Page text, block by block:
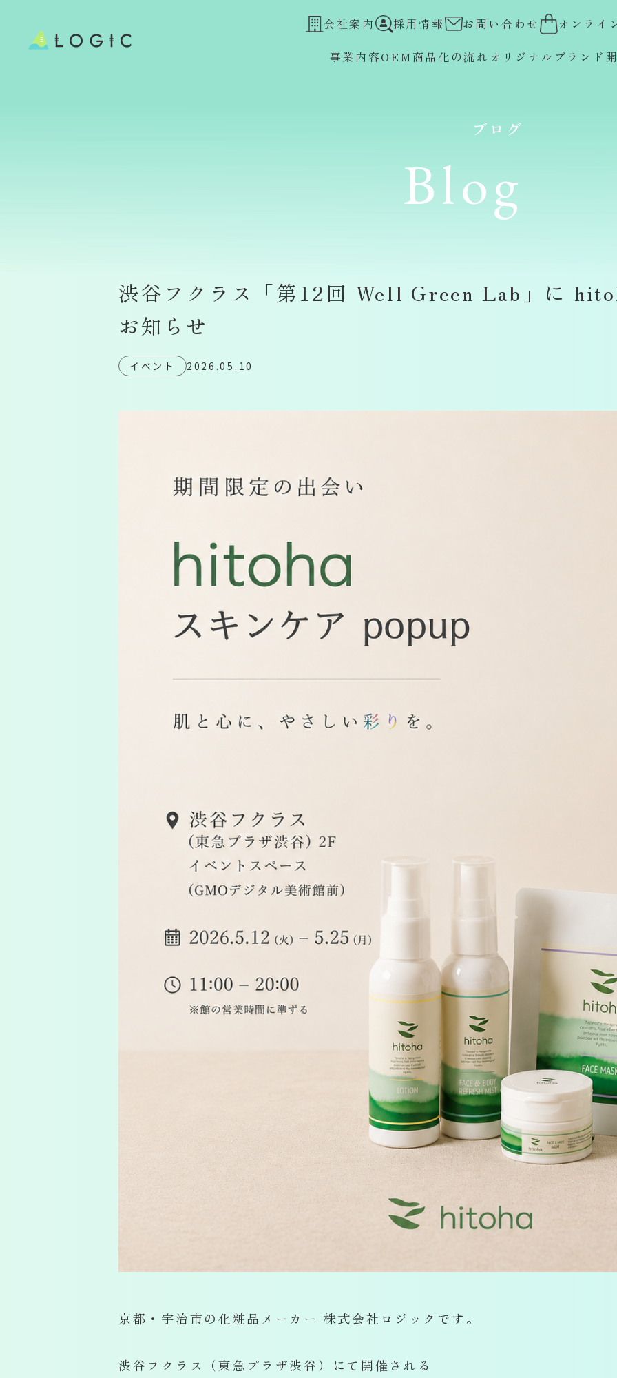
会社案内 採用情報 お問い合わせ
オンライ
事業内容OEM 商品化の流れ オリジナルブランド
ブログ
Blog
渋谷フクラス「第12回 Well Green Lab」に
お知らせ
イベント 2026.05.10
京都・宇治市の化粧品メーカー 株式会社ロジックです。
渋谷フクラス（東急プラザ渋谷）にて開催される